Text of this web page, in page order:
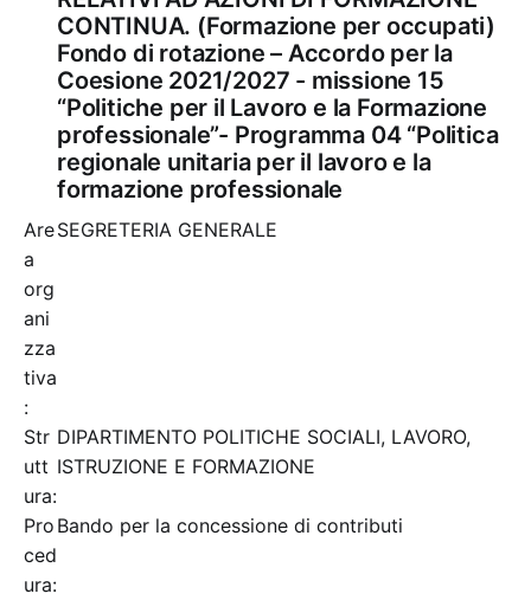
CONTINUA. (Formazione per occupati)
Fondo di rotazione – Accordo per la
Coesione 2021/2027 - missione 15
“Politiche per il Lavoro e la Formazione
professionale”- Programma 04 “Politica
regionale unitaria per il lavoro e la
formazione professionale
Are
a
org
ani
zza
tiva
:
SEGRETERIA GENERALE
Str
utt
ura:
DIPARTIMENTO POLITICHE SOCIALI, LAVORO,
ISTRUZIONE E FORMAZIONE
Pro
ced
ura:
Bando per la concessione di contributi